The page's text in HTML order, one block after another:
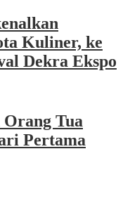
Kuliner, ke
Dekra Ekspo
Tua
Pertama